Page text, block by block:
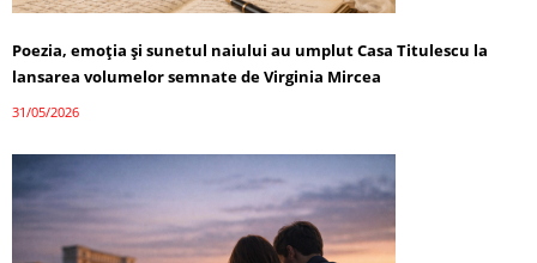
Poezia, emoția și sunetul naiului au umplut Casa Titulescu la
lansarea volumelor semnate de Virginia Mircea
31/05/2026